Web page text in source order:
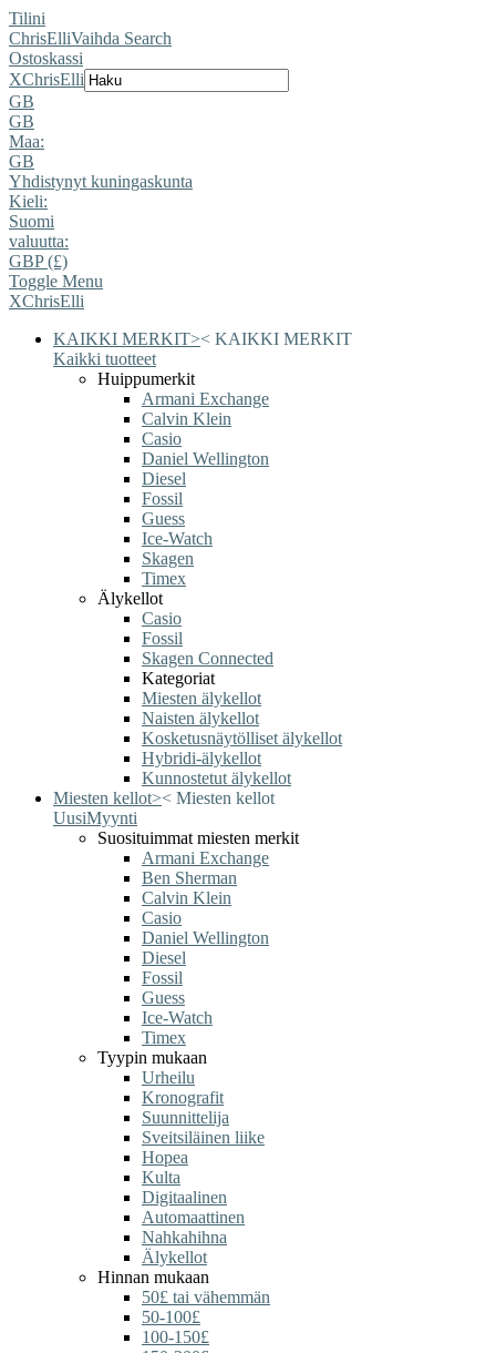
Tilini
ChrisElliVaihda Search
Ostoskassi
XChrisElli
GB
GB
Maa:
GB
Yhdistynyt kuningaskunta
Kieli:
Suomi
valuutta:
GBP (£)
Toggle Menu
XChrisElli
KAIKKI MERKIT>< KAIKKI MERKIT
Kaikki tuotteet
Huippumerkit
Armani Exchange
Calvin Klein
Casio
Daniel Wellington
Diesel
Fossil
Guess
Ice-Watch
Skagen
Timex
Älykellot
Casio
Fossil
Skagen Connected
Kategoriat
Miesten älykellot
Naisten älykellot
Kosketusnäytölliset älykellot
Hybridi-älykellot
Kunnostetut älykellot
Miesten kellot>< Miesten kellot
UusiMyynti
Suosituimmat miesten merkit
Armani Exchange
Ben Sherman
Calvin Klein
Casio
Daniel Wellington
Diesel
Fossil
Guess
Ice-Watch
Timex
Tyypin mukaan
Urheilu
Kronografit
Suunnittelija
Sveitsiläinen liike
Hopea
Kulta
Digitaalinen
Automaattinen
Nahkahihna
Älykellot
Hinnan mukaan
50£ tai vähemmän
50-100£
100-150£